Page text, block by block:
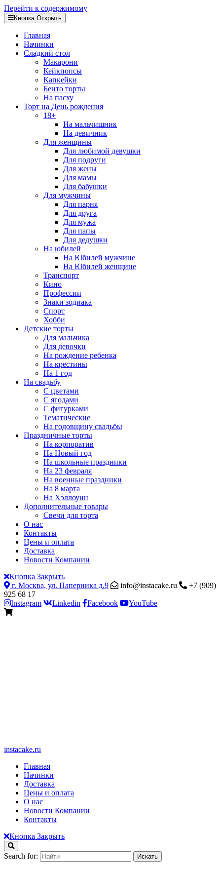
Перейти к содержимому
Кнопка Открыть
Главная
Начинки
Сладкий стол
Макарони
Кейкпопсы
Капкейки
Бенто торты
На пасху
Торт на День рождения
18+
На мальчишник
На девичник
Для женщины
Для любимой девушки
Для подруги
Для жены
Для мамы
Для бабушки
Для мужчины
Для парня
Для друга
Для мужа
Для папы
Для дедушки
На юбилей
На Юбилей мужчине
На Юбилей женщине
Транспорт
Кино
Профессии
Знаки зодиака
Спорт
Хобби
Детские торты
Для мальчика
Для девочки
На рождение ребенка
На крестины
На 1 год
На свадьбу
С цветами
С ягодами
С фигурками
Тематические
На годовщину свадьбы
Праздничные торты
На корпоратив
На Новый год
На школьные праздники
На 23 февраля
На военные праздники
На 8 марта
На Хэллоуин
Дополнительные товары
Свечи для торта
О нас
Контакты
Цены и оплата
Доставка
Новости Компании
Кнопка Закрыть
г. Москва, ул. Паперника д.9
info@instacake.ru
+7 (909)
925 68 17
Instagram
Linkedin Facebook YouTube
instacake.ru
Главная
Начинки
Доставка
Цены и оплата
О нас
Новости Компании
Контакты
Кнопка Закрыть
Search for: